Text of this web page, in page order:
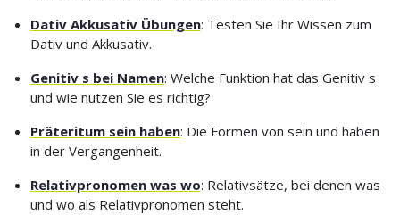
Dativ Akkusativ Übungen: Testen Sie Ihr Wissen zum
Dativ und Akkusativ.
Genitiv s bei Namen: Welche Funktion hat das Genitiv s
und wie nutzen Sie es richtig?
Präteritum sein haben: Die Formen von sein und haben
in der Vergangenheit.
Relativpronomen was wo: Relativsätze, bei denen was
und wo als Relativpronomen steht.